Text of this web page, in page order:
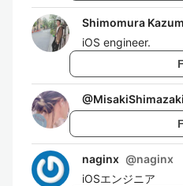
Shimomura
iOS engineer.
@MisakiShimazaki
naginx @naginx
iOSエンジニア